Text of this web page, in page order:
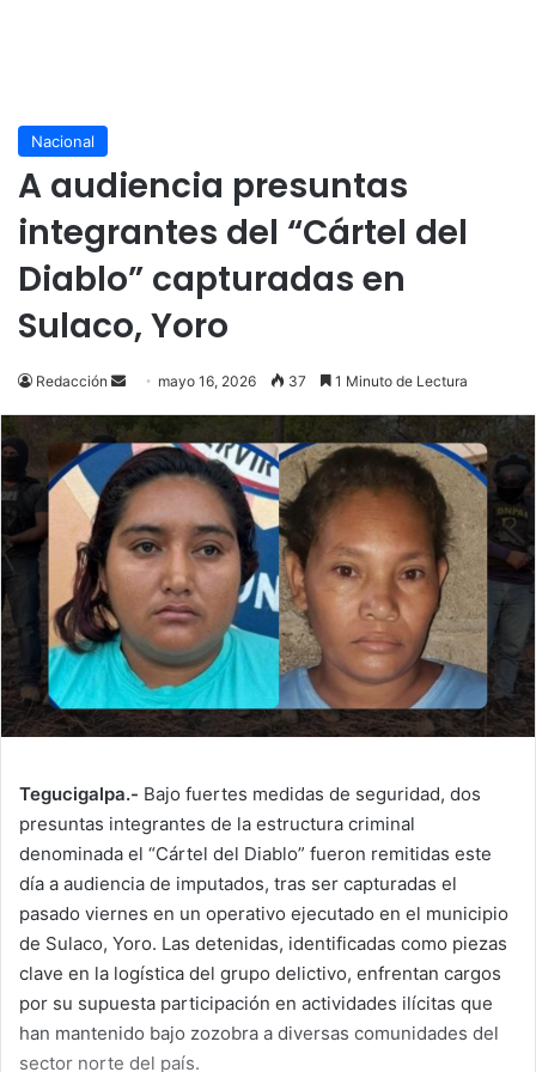
Nacional
A audiencia presuntas
integrantes del “Cártel del
Diablo” capturadas en
Sulaco, Yoro
Redacción
Send mayo 16, 2026 37 1 Minuto de Lectura
Tegucigalpa.- Bajo fuertes medidas de seguridad, dos
presuntas integrantes de la estructura criminal
denominada el “Cártel del Diablo” fueron remitidas este
día a audiencia de imputados, tras ser capturadas el
pasado viernes en un operativo ejecutado en el municipio
de Sulaco, Yoro. Las detenidas, identificadas como piezas
clave en la logística del grupo delictivo, enfrentan cargos
por su supuesta participación en actividades ilícitas que
han mantenido bajo zozobra a diversas comunidades del
sector norte del país.